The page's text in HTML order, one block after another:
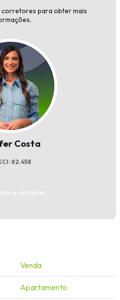
corretores para obter mais
Costa
82.458
o corretor
Venda
Apartamento